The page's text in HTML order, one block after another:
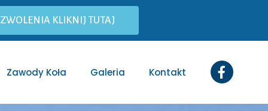
KLIKNIJ TUTAJ
Zawody Koła Galeria Kontakt